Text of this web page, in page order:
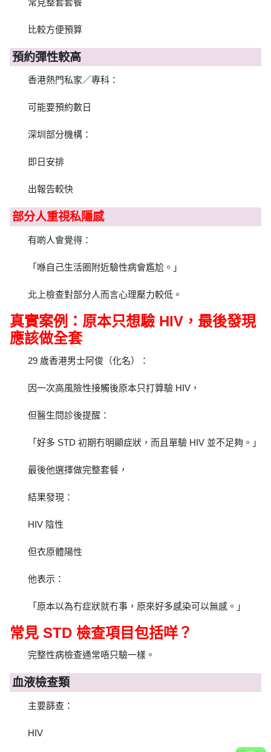
比較方便預算
預約彈性較高
香港熱門私家／專科：
可能要預約數日
深圳部分機構：
即日安排
出報告較快
部分人重視私隱感
有啲人會覺得：
「喺自己生活圈附近驗性病會尷尬。」
北上檢查對部分人而言心理壓力較低。
真實案例：原本只想驗 HIV，最後發現
應該做全套
29 歲香港男士阿俊（化名）：
因一次高風險性接觸後原本只打算驗 HIV，
但醫生問診後提醒：
「好多 STD 初期冇明顯症狀，而且單驗 HIV 並不足夠。」
最後他選擇做完整套餐，
結果發現：
HIV 陰性
但衣原體陽性
他表示：
「原本以為冇症狀就冇事，原來好多感染可以無感。」
常見 STD 檢查項目包括咩？
完整性病檢查通常唔只驗一樣。
血液檢查類
主要篩查：
HIV